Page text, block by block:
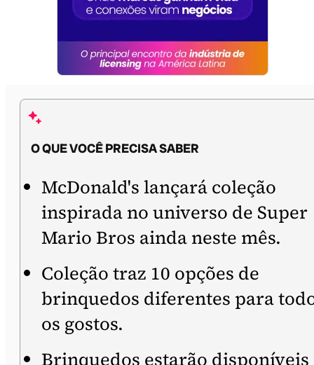
O QUE VOCÊ PRECISA SABER
McDonald's lançará coleção
inspirada no universo de Super
Mario Bros ainda neste mês.
Coleção traz 10 opções de
brinquedos diferentes para
os gostos.
Brinquedos estarão disponíveis